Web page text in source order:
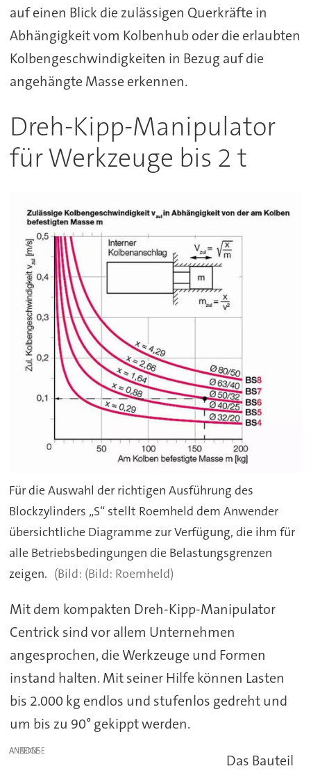
auf einen Blick die zulässigen Querkräfte in
Abhängigkeit vom Kolbenhub oder die erlaubten
Kolbengeschwindigkeiten in Bezug auf die
angehängte Masse erkennen.
Dreh-Kipp-Manipulator
für Werkzeuge bis 2 t
Für die Auswahl der richtigen Ausführung des
Blockzylinders „S“ stellt Roemheld dem Anwender
übersichtliche Diagramme zur Verfügung, die ihm für
alle Betriebsbedingungen die Belastungsgrenzen
zeigen.
(Bild: Roemheld)
Mit dem kompakten Dreh-Kipp-Manipulator
Centrick sind vor allem Unternehmen
angesprochen, die Werkzeuge und Formen
instand halten. Mit seiner Hilfe können Lasten
bis 2.000 kg endlos und stufenlos gedreht und
um bis zu 90° gekippt werden.
ANZEIGE
Das Bauteil